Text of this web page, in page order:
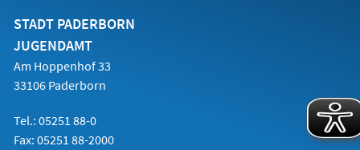
STADT PADERBORN
JUGENDAMT
Am Hoppenhof 33
33106 Paderborn
Tel.: 05251 88-0
Fax: 05251 88-2000